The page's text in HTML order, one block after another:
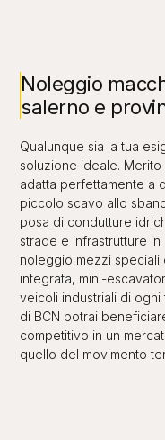
Noleggio
salerno e
Qualunque sia la tua
soluzione ideale.
adatta perfettamente a
piccolo scavo allo
posa di condutture
strade e infrastrutture
noleggio mezzi speciali
integrata, mini-
veicoli industriali di
di BCN potrai
competitivo in un
quello del movimento